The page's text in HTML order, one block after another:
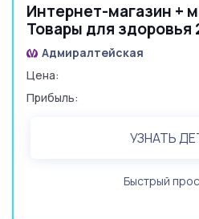
Интернет-магазин +
Товары для здоровья
Адмиралтейская
Цена:
Прибыль:
УЗНАТЬ
Быстрый